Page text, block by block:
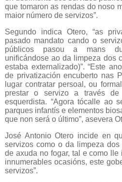
que tomaron as rendas do noso
maior número de servizos”.
Segundo indica Otero, “as
pasado mandato cando o
públicos pasou a mans
unificándose ao da limpeza dos
estaba externalizado)”. “Este
de privatización encuberto nas
lugar contratar persoal, ou
prestar o servizo a través de
esquerdista. “Agora tócalle ao
parques infantís e elementos
que non será o último”, asevera
José Antonio Otero incide en
servizos como o da limpeza
de axuda no fogar, tal e como
innumerables ocasións, este
servizos”.